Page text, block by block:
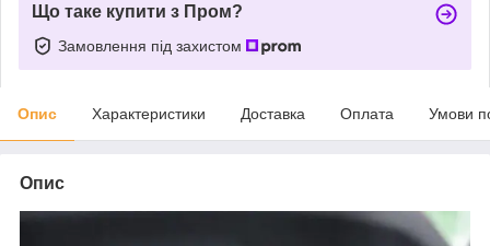
Що таке купити з Пром?
Замовлення під захистом
Опис Характеристики Доставка Оплата Умови
Опис